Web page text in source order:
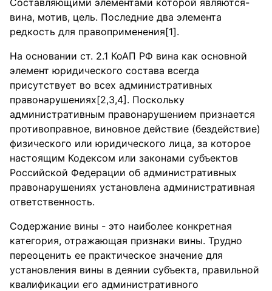
Составляющими элементами которой являются-
вина, мотив, цель. Последние два элемента
редкость для правоприменения[1].
На основании ст. 2.1 КоАП РФ вина как основной
элемент юридического состава всегда
присутствует во всех административных
правонарушениях[2,3,4]. Поскольку
административным правонарушением признается
противоправное, виновное действие (бездействие)
физического или юридического лица, за которое
настоящим Кодексом или законами субъектов
Российской Федерации об административных
правонарушениях установлена административная
ответственность.
Содержание вины - это наиболее конкретная
категория, отражающая признаки вины. Трудно
переоценить ее практическое значение для
установления вины в деянии субъекта, правильной
квалификации его административного